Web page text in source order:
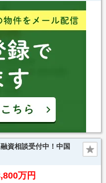
資相談受付中！中国
万円